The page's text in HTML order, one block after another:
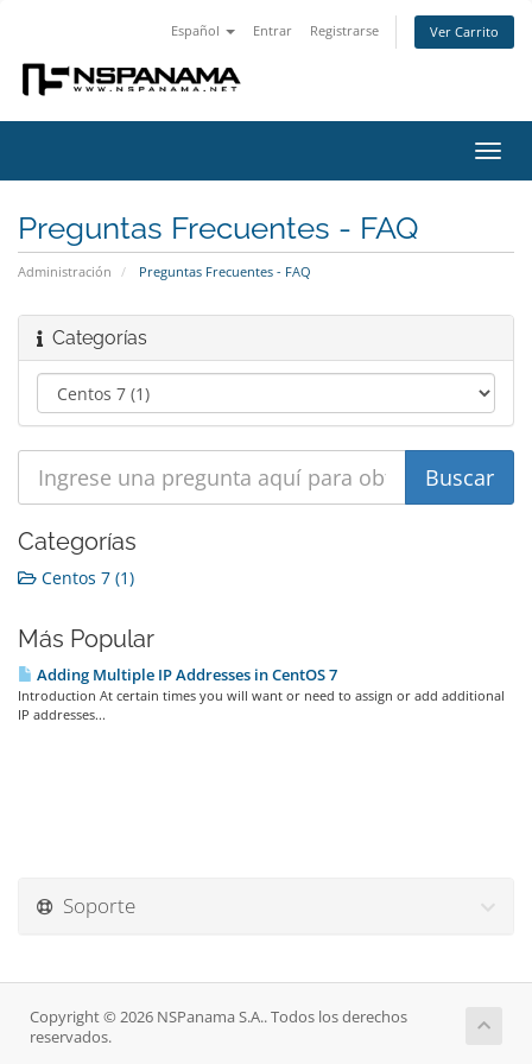
Español Entrar Registrarse Ver Carrito
Preguntas Frecuentes - FAQ
Administración Preguntas Frecuentes - FAQ
Categorías
Categorías
Centos 7 (1)
Más Popular
Adding Multiple IP Addresses in CentOS 7
Introduction At certain times you will want or need to assign or add additional
IP addresses...
Soporte
Copyright © 2026 NSPanama S.A.. Todos los derechos
reservados.